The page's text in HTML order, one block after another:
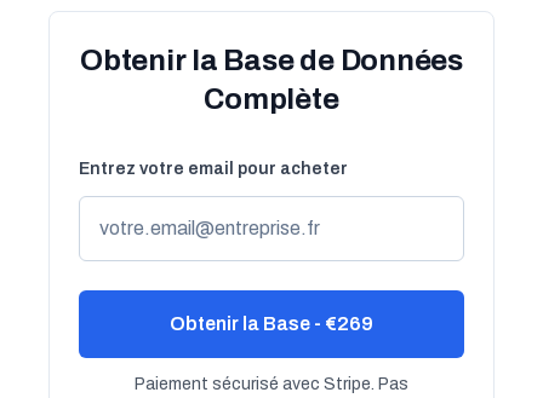
Obtenir la Base de Données
Complète
Entrez votre email pour acheter
Obtenir la Base - €269
Paiement sécurisé avec Stripe. Pas